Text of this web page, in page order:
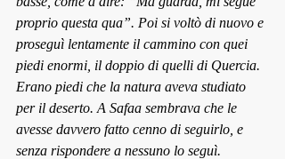
proprio questa qua”. Poi si voltò di nuovo e
proseguì lentamente il cammino con quei
piedi enormi, il doppio di quelli di Quercia.
Erano piedi che la natura aveva studiato
per il deserto. A Safaa sembrava che le
avesse davvero fatto cenno di seguirlo, e
senza rispondere a nessuno lo seguì.